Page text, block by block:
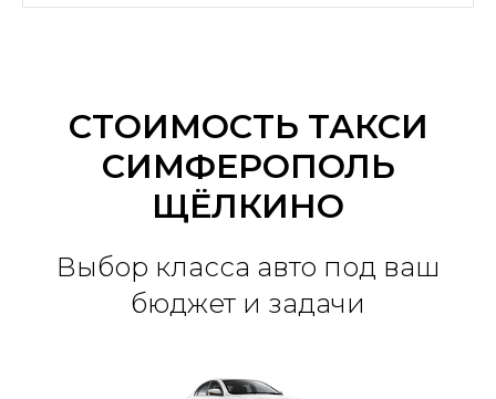
СТОИМОСТЬ ТАКСИ
СИМФЕРОПОЛЬ
ЩЁЛКИНО
Выбор класса авто под ваш
бюджет и задачи